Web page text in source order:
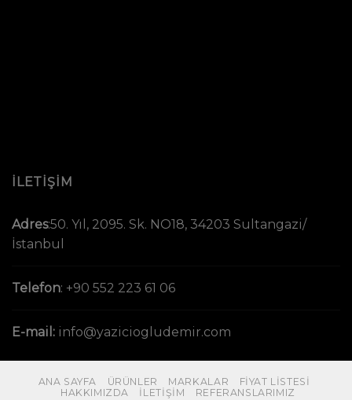
İLETİŞİM
Adres:50. Yıl, 2095. Sk. NO18, 34203 Sultangazi/
İstanbul
Telefon: +90 552 223 61 06
E-mail: info@yaziciogludemir.com
ANA SAYFA ÜRÜNLER MARKALAR
FIYAT LISTESI
HAKKIMIZDA
İLETIŞIM REFERANSLARIMIZ